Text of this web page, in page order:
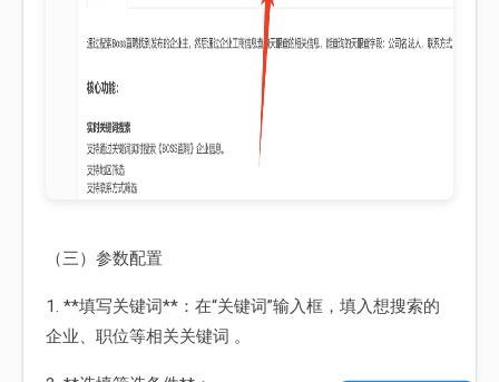
（三）参数配置
1. **填写关键词**：在“关键词”输入框，填入想搜索的
企业、职位等相关关键词 。